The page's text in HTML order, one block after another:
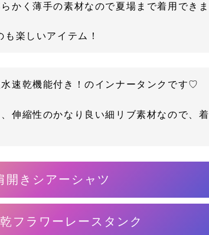
かく薄手の素材なので夏場まで着用できま
も楽しいアイテム！
速乾機能付き！のインナータンクです♡
伸縮性のかなり良い細リブ素材なので、着
開きシアーシャツ
フラワーレースタンク